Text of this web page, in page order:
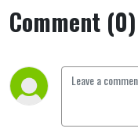
Comment (0)